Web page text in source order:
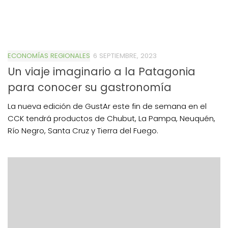
ECONOMÍAS REGIONALES 6 SEPTIEMBRE, 2023
Un viaje imaginario a la Patagonia
para conocer su gastronomía
La nueva edición de GustAr este fin de semana en el
CCK tendrá productos de Chubut, La Pampa, Neuquén,
Río Negro, Santa Cruz y Tierra del Fuego.